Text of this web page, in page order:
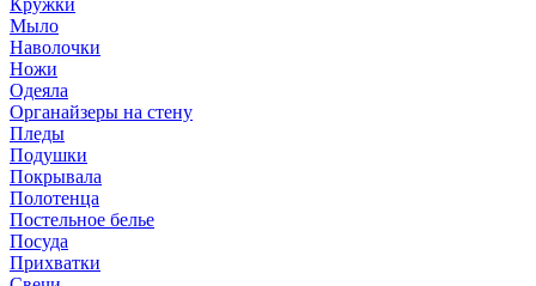
Кружки
Мыло
Наволочки
Ножи
Одеяла
Органайзеры на стену
Пледы
Подушки
Покрывала
Полотенца
Постельное белье
Посуда
Прихватки